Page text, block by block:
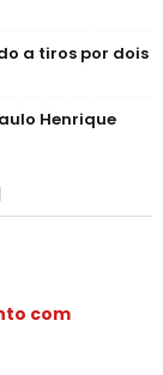
a tiros por dois
Henrique
com